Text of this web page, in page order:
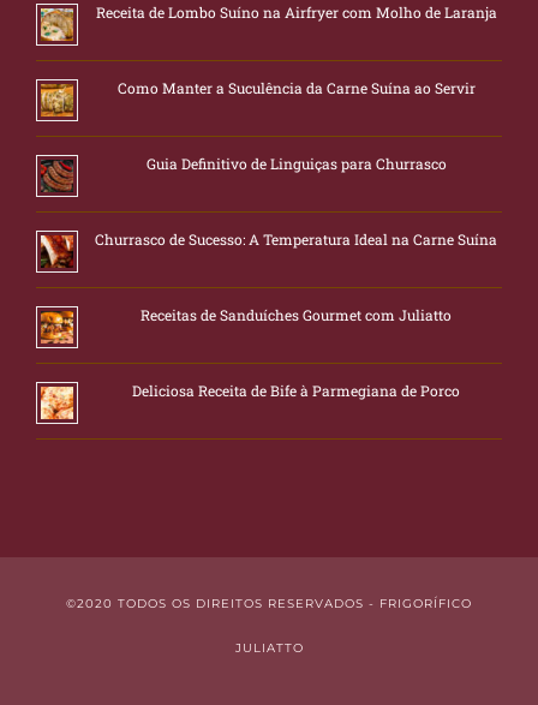
Receita de Lombo Suíno na Airfryer com Molho de Laranja
Como Manter a Suculência da Carne Suína ao Servir
Guia Definitivo de Linguiças para Churrasco
Churrasco de Sucesso: A Temperatura Ideal na Carne Suína
Receitas de Sanduíches Gourmet com Juliatto
Deliciosa Receita de Bife à Parmegiana de Porco
©2020 TODOS OS DIREITOS RESERVADOS - FRIGORÍFICO
JULIATTO